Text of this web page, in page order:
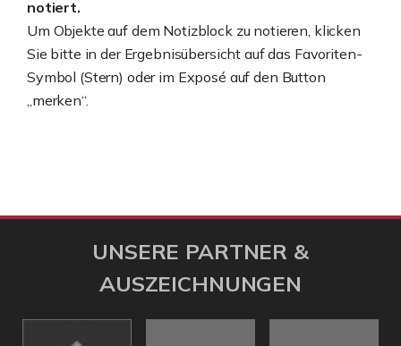
notiert.
Um Objekte auf dem Notizblock zu notieren, klicken
Sie bitte in der Ergebnisübersicht auf das Favoriten-
Symbol (Stern) oder im Exposé auf den Button
„merken“.
UNSERE PARTNER &
AUSZEICHNUNGEN